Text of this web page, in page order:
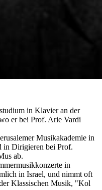
in Klavier an der
er bei Prof. Arie Vardi
Musikakademie in
in Dirigieren bei Prof.
ab.
in
in Israel, und nimmt oft
Klassischen Musik, "Kol